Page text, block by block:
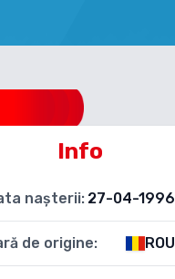
Info
nașterii: 27-04-1996
de origine: ROU